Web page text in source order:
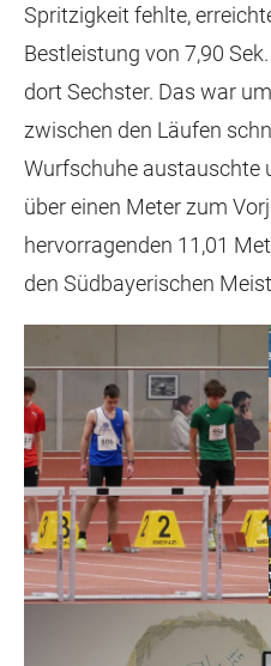
Spritzigkeit fehlte,
Bestleistung von 7,90
dort Sechster. Das war
zwischen den Läufen
Wurfschuhe austauschte
über einen Meter zum
hervorragenden 11,01
den Südbayerischen